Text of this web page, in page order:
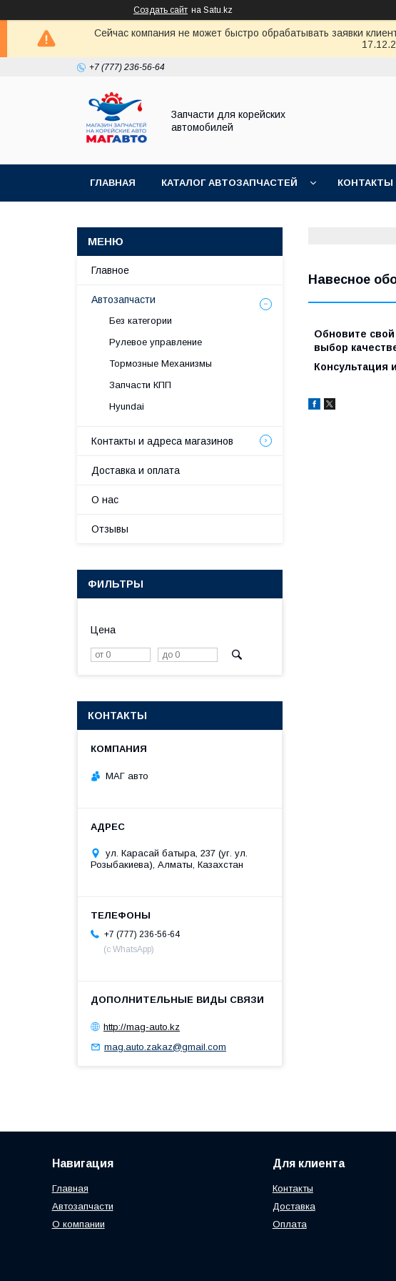
Создать сайт на Satu.kz
Сейчас компания не может быстро обрабатывать заявки
+7 (777) 236-56-64
Запчасти для корейских
автомобилей
ГЛАВНАЯ КАТАЛОГ АВТОЗАПЧАСТЕЙ КОНТАКТЫ
Навесное
Обновите свой
выбор
Консультация
Главное
Автозапчасти
Без категории
Рулевое управление
Тормозные Механизмы
Запчасти КПП
Hyundai
Контакты и адреса магазинов
Доставка и оплата
О нас
Отзывы
ФИЛЬТРЫ
Цена
КОНТАКТЫ
МАГ авто
ул. Карасай батыра, 237 (уг. ул.
Розыбакиева), Алматы, Казахстан
+7 (777) 236-56-64
(с WhatsApp)
http://mag-auto.kz
mag.auto.zakaz@gmail.com
Навигация
Главная
Автозапчасти
О компании
Для клиента
Контакты
Доставка
Оплата